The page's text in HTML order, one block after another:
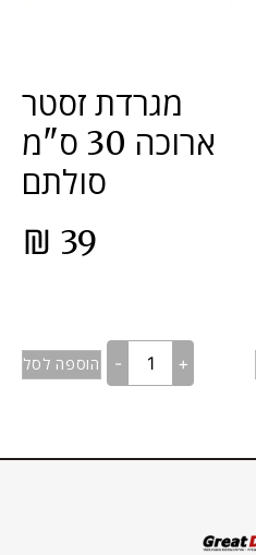
מגרדת זסטר
ארוכה 30 ס"מ
סולתם
39
₪
+
- הוספה לסל